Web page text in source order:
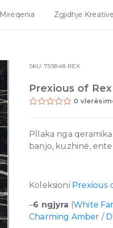
Mirëqenia Zgjidhje Kreative
SKU:755848 REX
Prexious of
0
Pllaka nga
banjo, kuzhinë,
Koleksioni Prexious
–6 ngjyra (White
Charming Amber /